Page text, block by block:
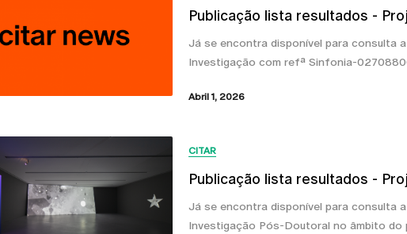
Publicação lista resultados -
Já se encontra disponível para consulta
Investigação com refª Sinfonia-
Abril 1, 2026
CITAR
Publicação lista resultados -
Já se encontra disponível para consulta
Investigação Pós-Doutoral no âmbito do